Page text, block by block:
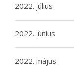
2022. július
2022. június
2022. május